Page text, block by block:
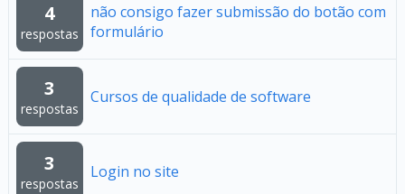
4
respostas
não consigo fazer submissão do botão com
formulário
3
respostas
Cursos de qualidade de software
3
respostas
Login no site